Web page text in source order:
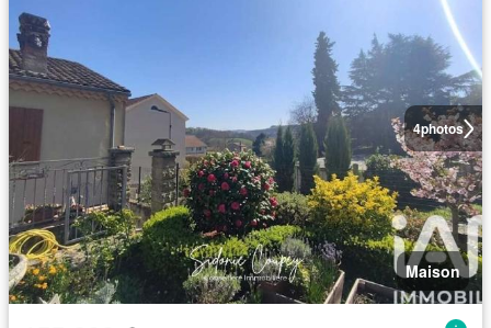
4photos
Maison